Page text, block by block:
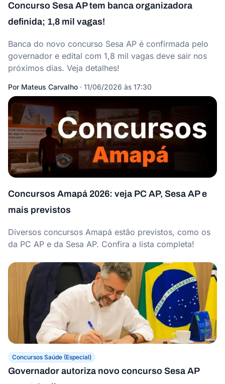
Concurso Sesa AP tem banca organizadora
definida; 1,8 mil vagas!
Banca do novo concurso Sesa AP é confirmada pelo
governador e edital com 1,8 mil vagas deve sair nos
próximos dias. Veja detalhes!
Por Mateus Carvalho · 11/06/2026 às 17:30
Concursos Amapá 2026: veja PC AP, Sesa AP e
mais previstos
Diversos concursos Amapá estão previstos, como os
da PC AP e da Sesa AP. Confira a lista completa!
Concursos Saúde (Especial)
Governador autoriza novo concurso Sesa AP